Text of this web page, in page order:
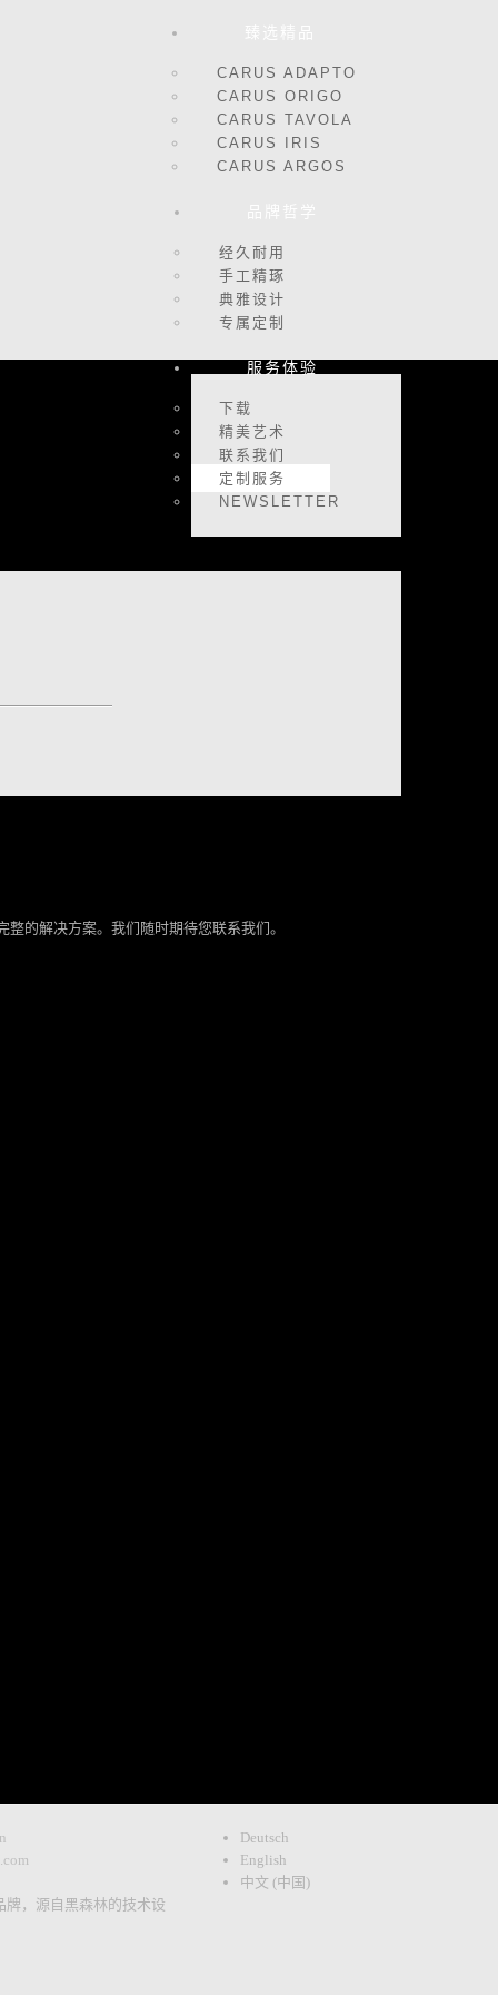
CARUS ADAPTO
CARUS ORIGO
CARUS TAVOLA
CARUS IRIS
CARUS ARGOS
经久耐用
手工精琢
典雅设计
专属定制
服务体验
下载
精美艺术
联系我们
定制服务
NEWSLETTER
的解决方案。我们随时期待您联系我们。
牌，源自黑森林的技术设
Deutsch
English
中文 (中国)